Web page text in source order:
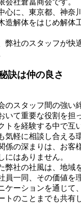
心に、東京都、神奈
造解体をはじめ解体
弊社のスタッフが快
訣は仲の良さ
のスタッフ間の強い
いて重要な役割を担
トを経験する中で互
気軽に相談し合える
係の深まりは、お客
にはありません。
弊社の社風は、地域
員一同、その価値を
ケーションを通じて
トのことまでも共有